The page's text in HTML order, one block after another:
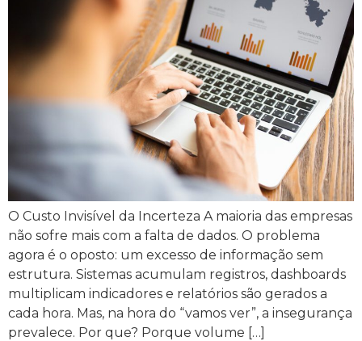
O Custo Invisível da Incerteza A maioria das empresas
não sofre mais com a falta de dados. O problema
agora é o oposto: um excesso de informação sem
estrutura. Sistemas acumulam registros, dashboards
multiplicam indicadores e relatórios são gerados a
cada hora. Mas, na hora do “vamos ver”, a insegurança
prevalece. Por que? Porque volume […]